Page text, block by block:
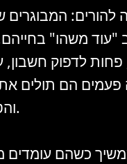
להורים:
"עוד משהו"
לדפוק
הם תולים
והטעון של ההורים עם החינוך שהם עצמם קיבלו.
כשהם